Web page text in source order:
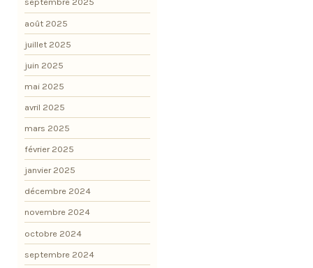
août 2025
juillet 2025
juin 2025
mai 2025
avril 2025
mars 2025
février 2025
janvier 2025
décembre 2024
novembre 2024
octobre 2024
septembre 2024